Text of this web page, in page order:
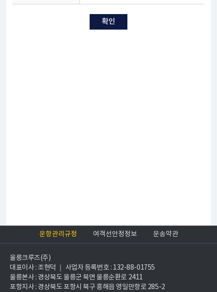
운항관리규정 여객선안정정보 운송약관
울릉크루즈(주)
대표이사 : 조현덕 ｜ 사업자 등록번호 : 132-88-01755
울릉본사 : 경상북도 울릉군 북면 울릉순환로 2411
포항지사 : 경상북도 포항시 북구 흥해읍 영일만항로 285-2